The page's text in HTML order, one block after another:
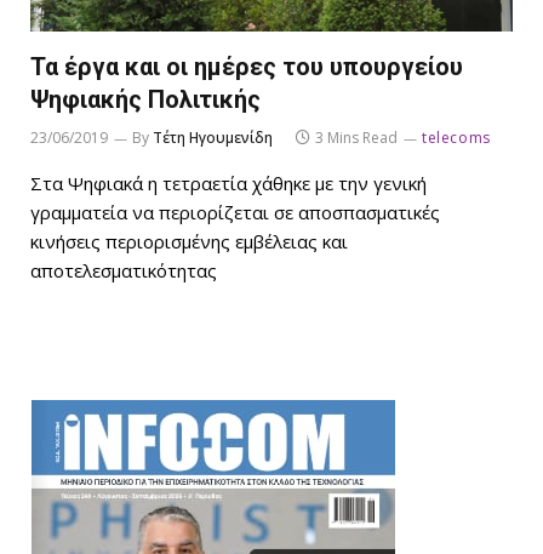
Τα έργα και οι ημέρες του υπουργείου
Ψηφιακής Πολιτικής
23/06/2019 By Τέτη Ηγουμενίδη 3 Mins Read telecoms
Στα Ψηφιακά η τετραετία χάθηκε με την γενική
γραμματεία να περιορίζεται σε αποσπασματικές
κινήσεις περιορισμένης εμβέλειας και
αποτελεσματικότητας